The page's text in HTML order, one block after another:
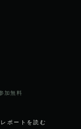
加無料
ポートを読む